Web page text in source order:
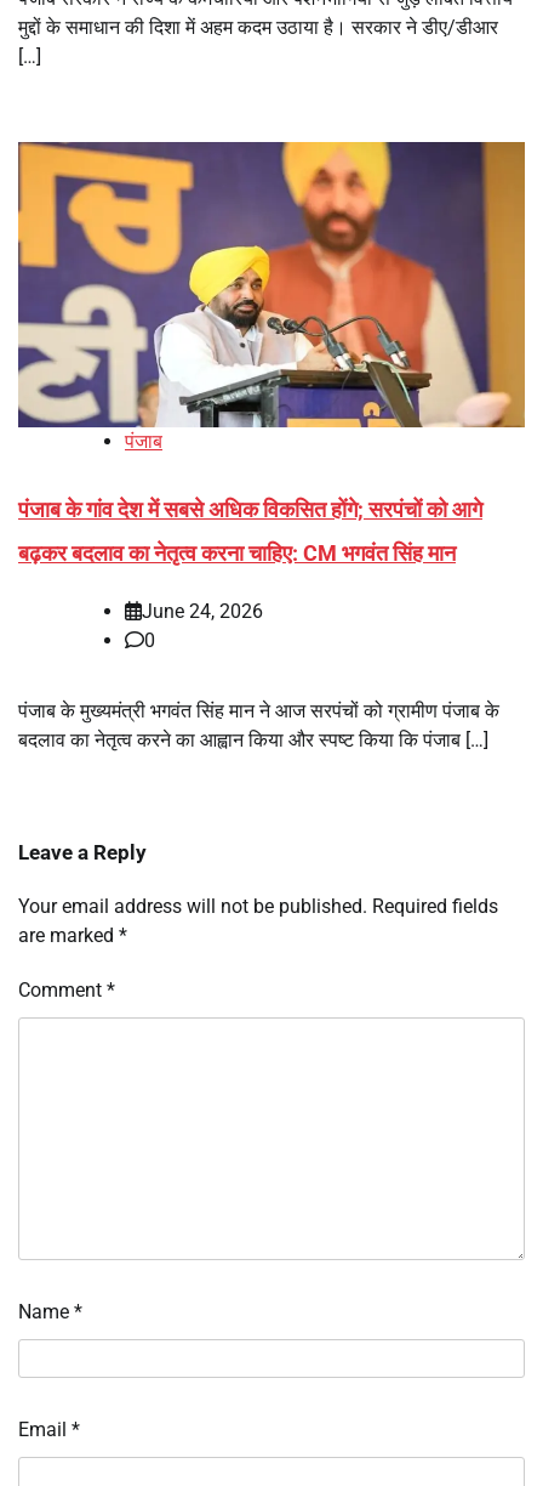
मुद्दों के समाधान की दिशा में अहम कदम उठाया है। सरकार ने डीए/डीआर
[…]
पंजाब
पंजाब के गांव देश में सबसे अधिक विकसित होंगे; सरपंचों को आगे
बढ़कर बदलाव का नेतृत्व करना चाहिए: CM भगवंत सिंह मान
June 24, 2026
0
पंजाब के मुख्यमंत्री भगवंत सिंह मान ने आज सरपंचों को ग्रामीण पंजाब के
बदलाव का नेतृत्व करने का आह्वान किया और स्पष्ट किया कि पंजाब […]
Leave a Reply
Your email address will not be published. Required fields
are marked *
Comment *
Name *
Email *